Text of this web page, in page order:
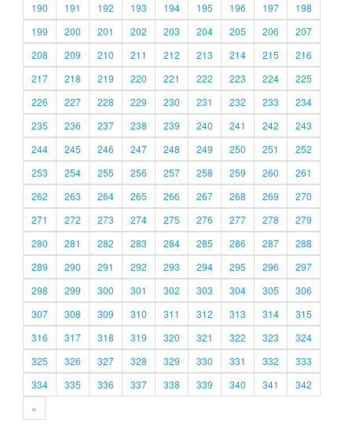
190
191 192 193 194 195 196 197
198
199
200 201 202 203 204 205 206
207
208
209 210 211 212 213 214 215
216
217
218 219 220 221 222 223 224
225
226
227 228 229 230 231 232 233
234
235
236 237 238 239 240 241 242
243
244
245 246 247 248 249 250 251
252
253
254 255 256 257 258 259 260
261
262
263 264 265 266 267 268 269
270
271
272 273 274 275 276 277 278
279
280
281 282 283 284 285 286 287
288
289
290 291 292 293 294 295 296
297
298
299 300 301 302 303 304 305
306
307
308 309 310 311 312 313 314
315
316
317 318 319 320 321 322 323
324
325
326 327 328 329 330 331 332
333
334
335 336 337 338 339 340 341
342
»